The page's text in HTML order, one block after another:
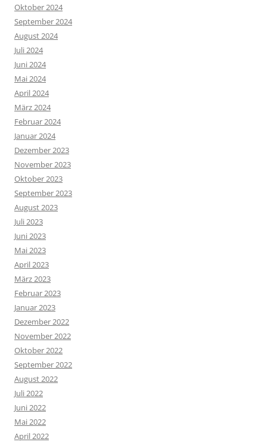
Oktober 2024
September 2024
August 2024
Juli 2024
Juni 2024
Mai 2024
April 2024
März 2024
Februar 2024
Januar 2024
Dezember 2023
November 2023
Oktober 2023
September 2023
August 2023
Juli 2023
Juni 2023
Mai 2023
April 2023
März 2023
Februar 2023
Januar 2023
Dezember 2022
November 2022
Oktober 2022
September 2022
August 2022
Juli 2022
Juni 2022
Mai 2022
April 2022